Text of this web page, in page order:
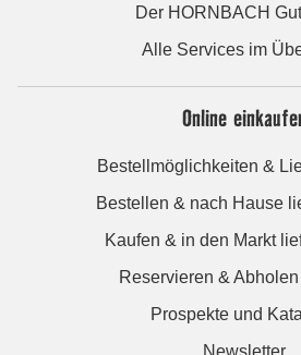
Der HORNBACH
Alle Services im
Online
Bestellmöglichkeiten &
Bestellen & nach Hause
Kaufen & in den Markt
Reservieren &
Prospekte und
Newsletter